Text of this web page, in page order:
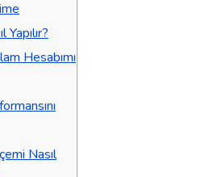
Yapılır?
Hesabımı
Nasıl